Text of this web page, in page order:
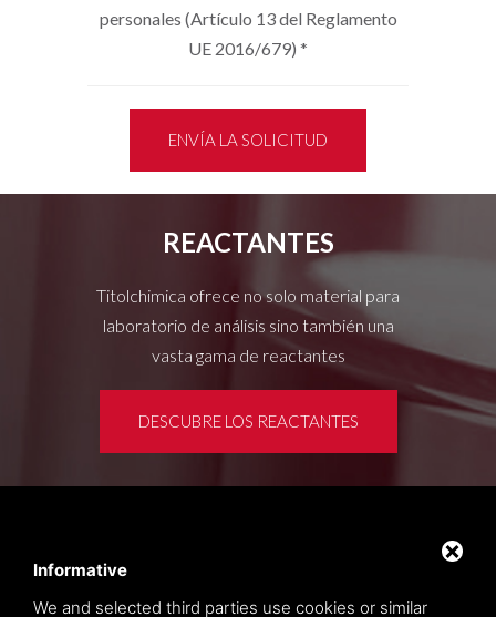
personales (Artículo 13 del Reglamento
UE 2016/679) *
ENVÍA LA SOLICITUD
REACTANTES
Titolchimica ofrece no solo material para
laboratorio de análisis sino también una
vasta gama de reactantes
DESCUBRE LOS REACTANTES
Informative
We and selected third parties use cookies or similar
Privacy policy